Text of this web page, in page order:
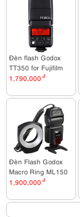
Đèn flash Godox
TT350 for Fujifilm
1,790,000 đ
Đèn Flash Godox
Macro Ring ML150
1,900,000 đ